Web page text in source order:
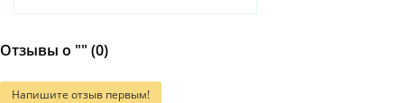
Отзывы о "" (0)
Напишите отзыв первым!